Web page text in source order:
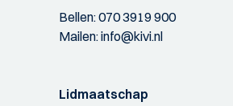
Bellen:070 3919 900
Mailen:info@kivi.nl
Lidmaatschap